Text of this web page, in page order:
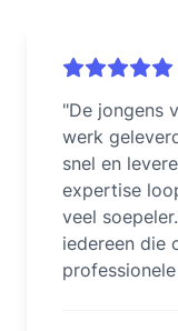
"De jongens
werk
snel en
expertise
veel
iedereen die